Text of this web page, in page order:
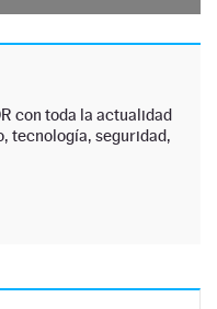
con toda la actualidad
tecnología, seguridad,